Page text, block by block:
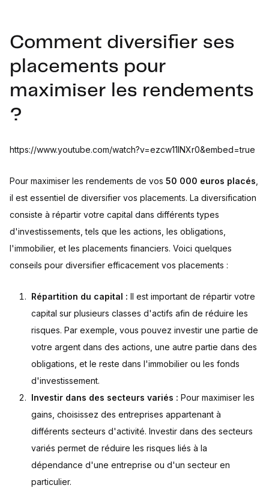
Comment diversifier ses
placements pour
maximiser les rendements
?
https://www.youtube.com/watch?v=ezcw11lNXr0&embed=true
Pour maximiser les rendements de vos 50 000 euros placés
il est essentiel de diversifier vos placements. La diversification
consiste à répartir votre capital dans différents types
d'investissements, tels que les actions, les obligations,
l'immobilier, et les placements financiers. Voici quelques
conseils pour diversifier efficacement vos placements :
Répartition du capital : Il est important de répartir votre
capital sur plusieurs classes d'actifs afin de réduire les
risques. Par exemple, vous pouvez investir une partie de
votre argent dans des actions, une autre partie dans des
obligations, et le reste dans l'immobilier ou les fonds
d'investissement.
Investir dans des secteurs variés : Pour maximiser les
gains, choisissez des entreprises appartenant à
différents secteurs d'activité. Investir dans des secteurs
variés permet de réduire les risques liés à la
dépendance d'une entreprise ou d'un secteur en
particulier.